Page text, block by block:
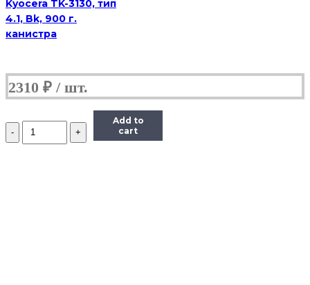
Kyocera TK-3130, тип
4.1, Bk, 900 г.
канистра
2310 ₽
Количество
Тонер
Add to
cart